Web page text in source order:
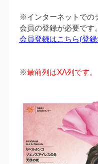
※インターネットでの
会員の登録が必要です。
会員登録はこちら(登
※最前列はXA列です。